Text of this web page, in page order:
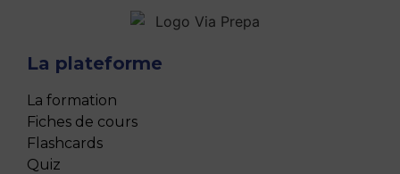
La plateforme
La formation
Fiches de cours
Flashcards
Quiz